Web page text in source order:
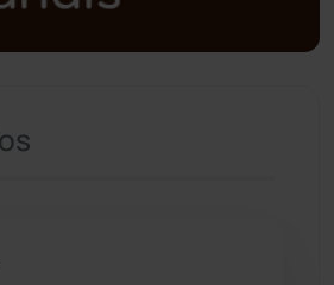
Qu... (125)